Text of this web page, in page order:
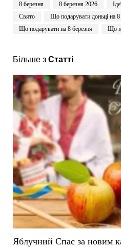
8 березня 8 березня 2026
Свято
Що подарувати доньці на 8
Що подарувати на 8 березня
Що
Більше з Статті
Яблучний Спас за новим